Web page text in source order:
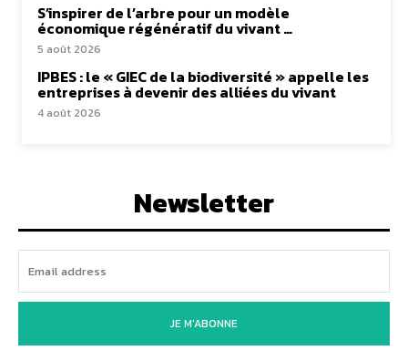
S’inspirer de l’arbre pour un modèle
économique régénératif du vivant …
5 août 2026
IPBES : le « GIEC de la biodiversité » appelle les
entreprises à devenir des alliées du vivant
4 août 2026
Newsletter
JE M'ABONNE